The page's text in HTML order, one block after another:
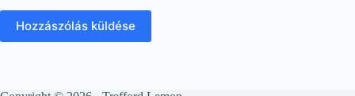
Hozzászólás küldése